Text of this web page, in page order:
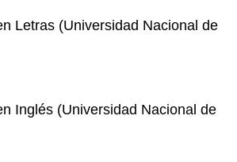
Letras (Universidad Nacional de
Inglés (Universidad Nacional de